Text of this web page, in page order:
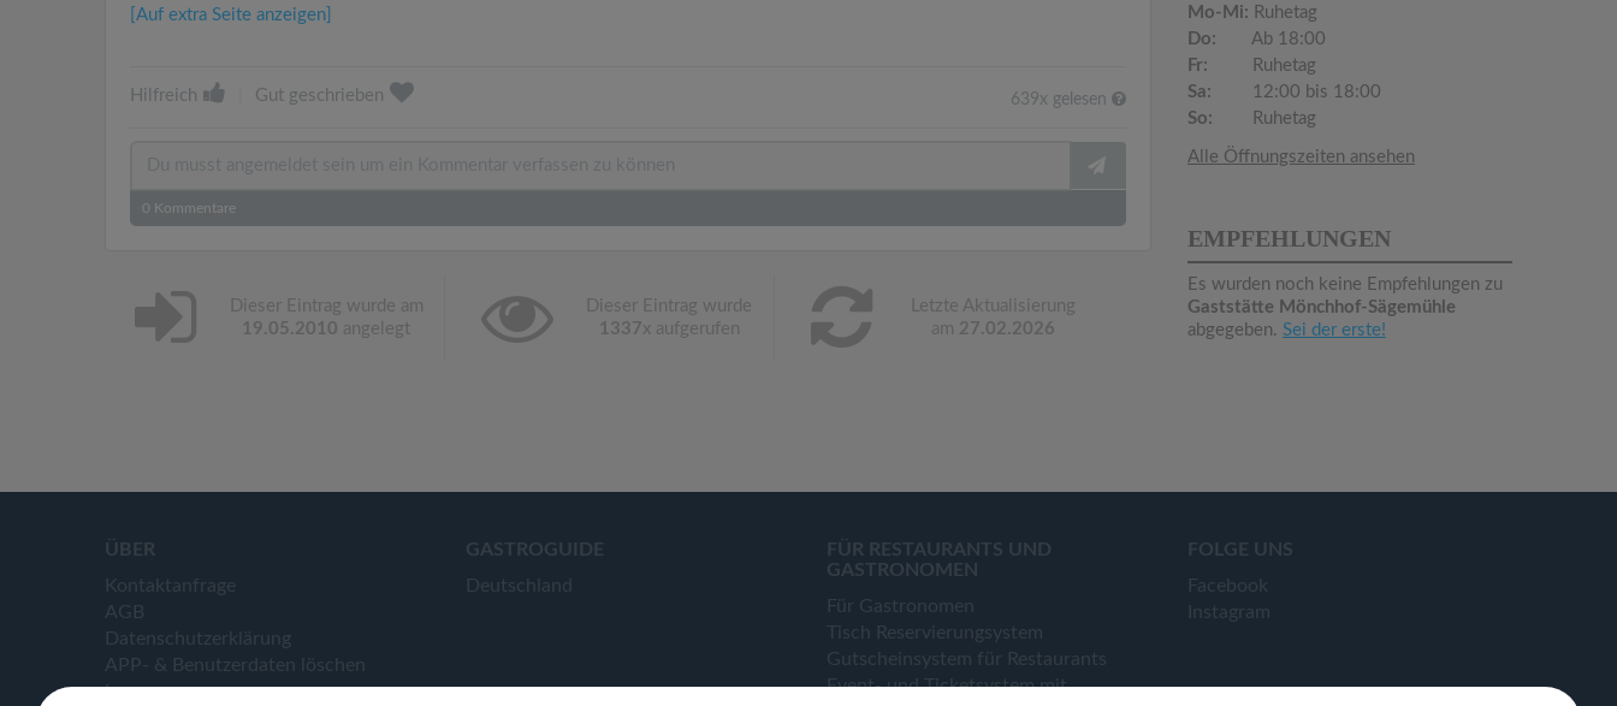
[Auf extra Seite anzeigen]
Hilfreich Gut geschrieben 639x gelesen
0 Kommentare
Dieser Eintrag wurde am
19.05.2010 angelegt
Dieser Eintrag wurde
1337x aufgerufen
Letzte Aktualisierung
am 27.02.2026
Mo-Mi: Ruhetag
Do:
Ab 18:00
Fr:
Ruhetag
Sa:
12:00 bis 18:00
So:
Ruhetag
Alle Öffnungszeiten ansehen
EMPFEHLUNGEN
Es wurden noch keine Empfehlungen zu
Gaststätte Mönchhof-Sägemühle
abgegeben. Sei der erste!
ÜBER
Kontaktanfrage
AGB
Datenschutzerklärung
APP- & Benutzerdaten löschen
Impressum
GASTROGUIDE
Deutschland
FÜR RESTAURANTS UND
GASTRONOMEN
Für Gastronomen
Tisch Reservierungsystem
Gutscheinsystem für Restaurants
Event- und Ticketsystem mit
FOLGE UNS
Facebook
Instagram